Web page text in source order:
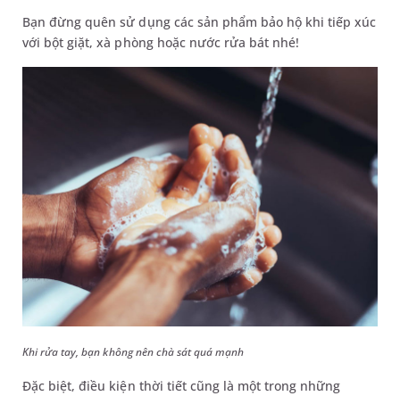
Bạn đừng quên sử dụng các sản phẩm bảo hộ khi tiếp xúc
với bột giặt, xà phòng hoặc nước rửa bát nhé!
Khi rửa tay, bạn không nên chà sát quá mạnh
Đặc biệt, điều kiện thời tiết cũng là một trong những